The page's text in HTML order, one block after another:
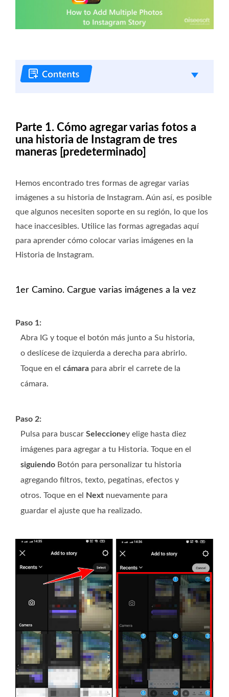
Parte 1. Cómo agregar varias fotos a
una historia de Instagram de tres
maneras [predeterminado]
Hemos encontrado tres formas de agregar varias
imágenes a su historia de Instagram. Aún así, es posible
que algunos necesiten soporte en su región, lo que los
hace inaccesibles. Utilice las formas agregadas aquí
para aprender cómo colocar varias imágenes en la
Historia de Instagram.
1er Camino. Cargue varias imágenes a la vez
Paso 1:
Abra IG y toque el botón más junto a Su historia,
o deslícese de izquierda a derecha para abrirlo.
Toque en el cámara para abrir el carrete de la
cámara.
Paso 2:
Pulsa para buscar Seleccioney elige hasta diez
imágenes para agregar a tu Historia. Toque en el
siguiendo Botón para personalizar tu historia
agregando filtros, texto, pegatinas, efectos y
otros. Toque en el
Next nuevamente para
guardar el ajuste que ha realizado.